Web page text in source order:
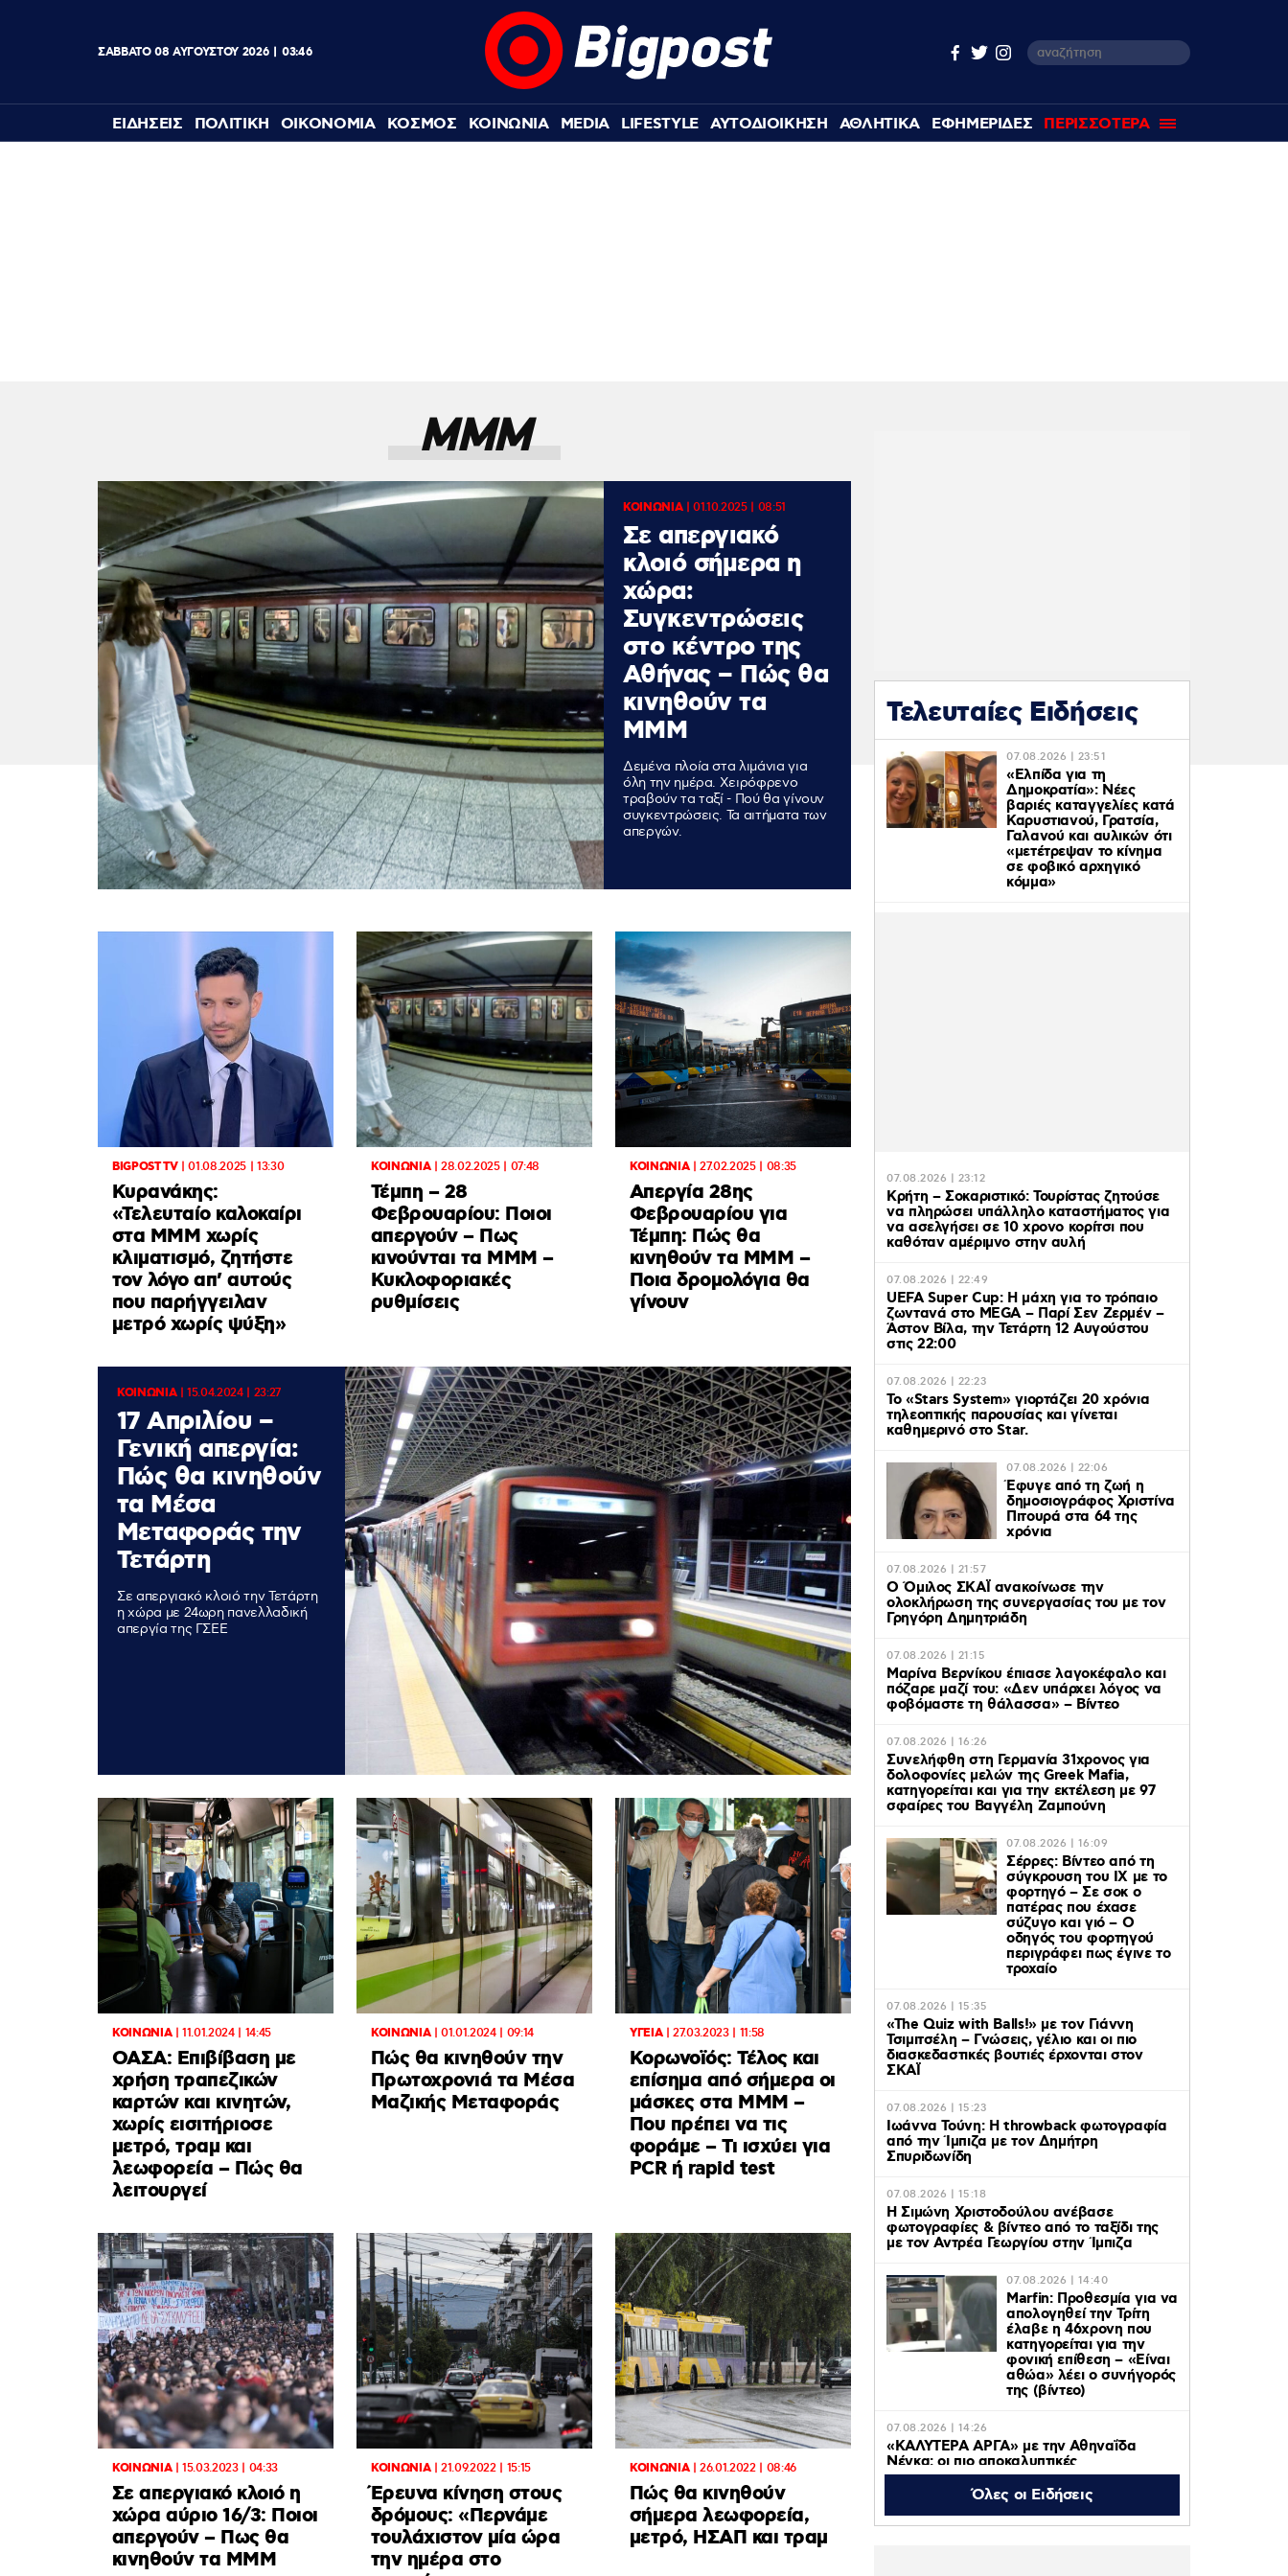
ΣΑΒΒΑΤΟ 08 ΑΥΓΟΥΣΤΟΥ 2026 03:46
ΕΙΔΗΣΕΙΣ ΠΟΛΙΤΙΚΗ ΟΙΚΟΝΟΜΙΑ ΚΟΣΜΟΣ ΚΟΙΝΩΝΙΑ MEDIA LIFESTYLE ΑΥΤΟΔΙΟΙΚΗΣΗ ΑΘΛΗΤΙΚΑ ΕΦΗΜΕΡΙΔΕΣ ΠΕΡΙΣΣΟΤΕΡΑ
ΜΜΜ
ΚΟΙΝΩΝΙΑ|01.10.2025 | 08:51
Σε απεργιακό
κλοιό σήμερα η
χώρα:
Συγκεντρώσεις
στο κέντρο της
Αθήνας – Πώς θα
κινηθούν τα
ΜΜΜ
Δεμένα πλοία στα λιμάνια για
όλη την ημέρα. Χειρόφρενο
τραβούν τα ταξί - Πού θα γίνουν
συγκεντρώσεις. Τα αιτήματα των
απεργών.
BIGPOST TV|01.08.2025 | 13:30
Κυρανάκης:
«Τελευταίο καλοκαίρι
στα ΜΜΜ χωρίς
κλιματισμό, ζητήστε
τον λόγο απ’ αυτούς
που παρήγγειλαν
μετρό χωρίς ψύξη»
ΚΟΙΝΩΝΙΑ|28.02.2025 | 07:48
Τέμπη – 28
Φεβρουαρίου: Ποιοι
απεργούν – Πως
κινούνται τα ΜΜΜ –
Κυκλοφοριακές
ρυθμίσεις
ΚΟΙΝΩΝΙΑ|27.02.2025 | 08:35
Απεργία 28ης
Φεβρουαρίου για
Τέμπη: Πώς θα
κινηθούν τα ΜΜΜ –
Ποια δρομολόγια θα
γίνουν
ΚΟΙΝΩΝΙΑ|15.04.2024 | 23:27
17 Απριλίου –
Γενική απεργία:
Πώς θα κινηθούν
τα Μέσα
Μεταφοράς την
Τετάρτη
Σε απεργιακό κλοιό την Τετάρτη
η χώρα με 24ωρη πανελλαδική
απεργία της ΓΣΕΕ
ΚΟΙΝΩΝΙΑ|11.01.2024 | 14:45
ΟΑΣΑ: Επιβίβαση με
χρήση τραπεζικών
καρτών και κινητών,
χωρίς εισιτήριοσε
μετρό, τραμ και
λεωφορεία – Πώς θα
λειτουργεί
ΚΟΙΝΩΝΙΑ|01.01.2024 | 09:14
Πώς θα κινηθούν την
Πρωτοχρονιά τα Μέσα
Μαζικής Μεταφοράς
ΥΓΕΙΑ|27.03.2023 | 11:58
Κορωνοϊός: Τέλος και
επίσημα από σήμερα οι
μάσκες στα ΜΜΜ –
Που πρέπει να τις
φοράμε – Τι ισχύει για
PCR ή rapid test
ΚΟΙΝΩΝΙΑ|15.03.2023 | 04:33
Σε απεργιακό κλοιό η
χώρα αύριο 16/3: Ποιοι
απεργούν – Πως θα
κινηθούν τα ΜΜΜ
ΚΟΙΝΩΝΙΑ|21.09.2022 | 15:15
Έρευνα κίνηση στους
δρόμους: «Περνάμε
τουλάχιστον μία ώρα
την ημέρα στο
ΚΟΙΝΩΝΙΑ|26.01.2022 | 08:46
Πώς θα κινηθούν
σήμερα λεωφορεία,
μετρό, ΗΣΑΠ και τραμ
Τελευταίες Ειδήσεις
07.08.2026 | 23:51
«Ελπίδα για τη
Δημοκρατία»: Νέες
βαριές καταγγελίες κατά
Καρυστιανού, Γρατσία,
Γαλανού και αυλικών ότι
«μετέτρεψαν το κίνημα
σε φοβικό αρχηγικό
κόμμα»
07.08.2026 | 23:12
Κρήτη – Σοκαριστικό: Τουρίστας ζητούσε
να πληρώσει υπάλληλο καταστήματος για
να ασελγήσει σε 10 χρονο κορίτσι που
καθόταν αμέριμνο στην αυλή
07.08.2026 | 22:49
UEFA Super Cup: Η μάχη για το τρόπαιο
ζωντανά στο MEGA – Παρί Σεν Ζερμέν –
Άστον Βίλα, την Τετάρτη 12 Αυγούστου
στις 22:00
07.08.2026 | 22:23
Το «Stars System» γιορτάζει 20 χρόνια
τηλεοπτικής παρουσίας και γίνεται
καθημερινό στο Star.
07.08.2026 | 22:06
Έφυγε από τη ζωή η
δημοσιογράφος Χριστίνα
Πιτουρά στα 64 της
χρόνια
07.08.2026 | 21:57
Ο Όμιλος ΣΚΑΪ ανακοίνωσε την
ολοκλήρωση της συνεργασίας του με τον
Γρηγόρη Δημητριάδη
07.08.2026 | 21:15
Μαρίνα Βερνίκου έπιασε λαγοκέφαλο και
πόζαρε μαζί του: «Δεν υπάρχει λόγος να
φοβόμαστε τη θάλασσα» – Βίντεο
07.08.2026 | 16:26
Συνελήφθη στη Γερμανία 31χρονος για
δολοφονίες μελών της Greek Mafia,
κατηγορείται και για την εκτέλεση με 97
σφαίρες του Βαγγέλη Ζαμπούνη
07.08.2026 | 16:09
Σέρρες: Βίντεο από τη
σύγκρουση του ΙΧ με το
φορτηγό – Σε σοκ ο
πατέρας που έχασε
σύζυγο και γιό – Ο
οδηγός του φορτηγού
περιγράφει πως έγινε το
τροχαίο
07.08.2026 | 15:35
«The Quiz with Balls!» με τον Γιάννη
Τσιμιτσέλη – Γνώσεις, γέλιο και οι πιο
διασκεδαστικές βουτιές έρχονται στον
ΣΚΑΪ
07.08.2026 | 15:23
Ιωάννα Τούνη: Η throwback φωτογραφία
από την Ίμπιζα με τον Δημήτρη
Σπυριδωνίδη
07.08.2026 | 15:18
Η Σιμώνη Χριστοδούλου ανέβασε
φωτογραφίες & βίντεο από το ταξίδι της
με τον Αντρέα Γεωργίου στην Ίμπιζα
07.08.2026 | 14:40
Marfin: Προθεσμία για να
απολογηθεί την Τρίτη
έλαβε η 46χρονη που
κατηγορείται για την
φονική επίθεση – «Είναι
αθώα» λέει ο συνήγορός
της (βίντεο)
07.08.2026 | 14:26
«ΚΑΛΥΤΕΡΑ ΑΡΓΑ» με την Αθηναΐδα
Νέγκα: οι πιο αποκαλυπτικές
μεταμεσονύχτιες συνεντεύξεις
επιστρέφουν στο ACTION 24
07.08.2026 | 12:59
Όλες οι Ειδήσεις